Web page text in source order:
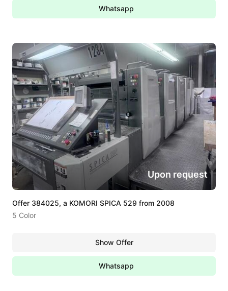
Whatsapp
Offer 384025, a KOMORI SPICA 529 from 2008
5 Color
Upon request
Show Offer
Whatsapp